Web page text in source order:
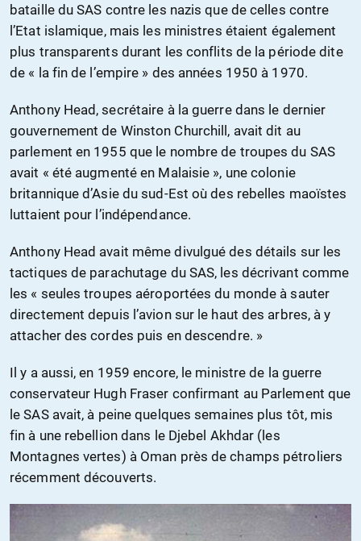
bataille du SAS contre les nazis que de celles contre
l’Etat islamique, mais les ministres étaient également
plus transparents durant les conflits de la période dite
de « la fin de l’empire » des années 1950 à 1970.
Anthony Head, secrétaire à la guerre dans le dernier
gouvernement de Winston Churchill, avait dit au
parlement en 1955 que le nombre de troupes du SAS
avait « été augmenté en Malaisie », une colonie
britannique d’Asie du sud-Est où des rebelles maoïstes
luttaient pour l’indépendance.
Anthony Head avait même divulgué des détails sur les
tactiques de parachutage du SAS, les décrivant comme
les « seules troupes aéroportées du monde à sauter
directement depuis l’avion sur le haut des arbres, à y
attacher des cordes puis en descendre. »
Il y a aussi, en 1959 encore, le ministre de la guerre
conservateur Hugh Fraser confirmant au Parlement que
le SAS avait, à peine quelques semaines plus tôt, mis
fin à une rebellion dans le Djebel Akhdar (les
Montagnes vertes) à Oman près de champs pétroliers
récemment découverts.